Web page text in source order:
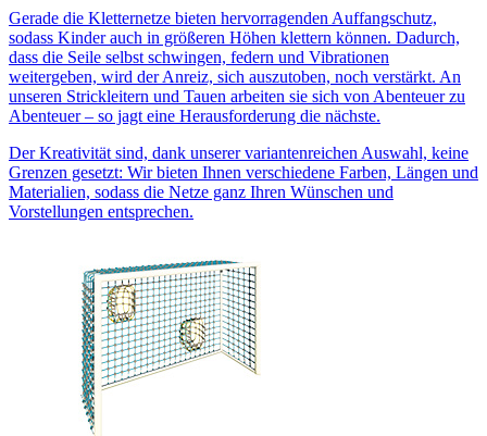
Gerade die Kletternetze bieten hervorragenden Auffangschutz,
sodass Kinder auch in größeren Höhen klettern können. Dadurch,
dass die Seile selbst schwingen, federn und Vibrationen
weitergeben, wird der Anreiz, sich auszutoben, noch verstärkt. An
unseren Strickleitern und Tauen arbeiten sie sich von Abenteuer zu
Abenteuer – so jagt eine Herausforderung die nächste.
Der Kreativität sind, dank unserer variantenreichen Auswahl, keine
Grenzen gesetzt: Wir bieten Ihnen verschiedene Farben, Längen und
Materialien, sodass die Netze ganz Ihren Wünschen und
Vorstellungen entsprechen.